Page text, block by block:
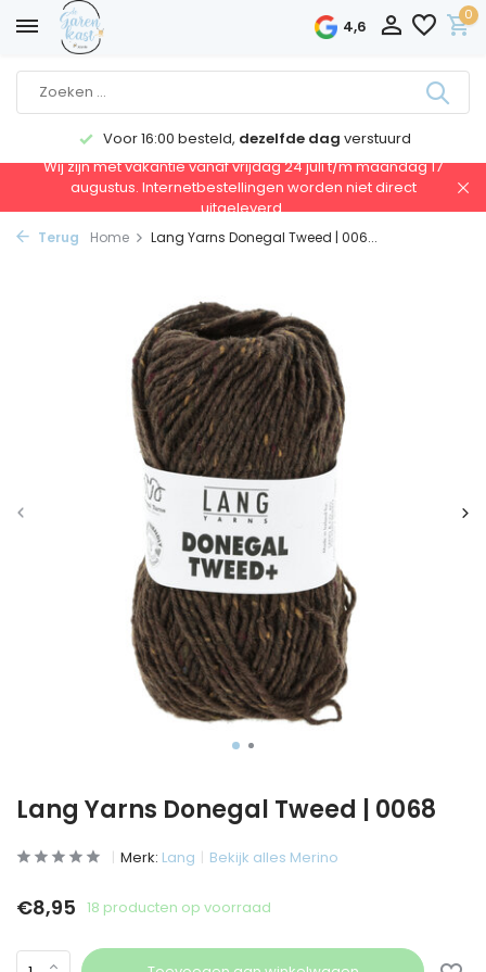
4,6
0
Voor 16:00 besteld, dezelfde dag verstuurd
Wij zijn met vakantie vanaf vrijdag 24 juli t/m maandag 17
augustus. Internetbestellingen worden niet direct
uitgeleverd.
Terug Home Lang Yarns Donegal Tweed | 006...
Lang Yarns Donegal Tweed | 0068
Merk: Lang Bekijk alles Merino
€8,95 18 producten op voorraad